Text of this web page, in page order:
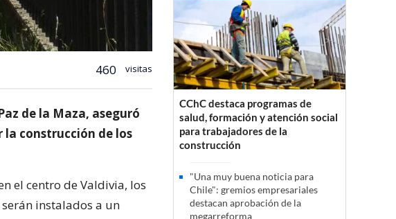
460 visitas
de la Maza, aseguró
la construcción de los
el centro de Valdivia, los
instalados a un
CChC destaca programas de
salud, formación y atención social
para trabajadores de la
construcción
"Una muy buena noticia para
Chile": gremios empresariales
destacan aprobación de la
megarreforma